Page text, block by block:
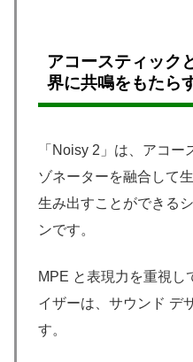
アコースティック
界に共鳴をもたら
「Noisy 2」は、アコ
ゾネーターを融合して
生み出すことができる
ンです。
MPE と表現力を重視し
イザーは、サウンド デ
す。